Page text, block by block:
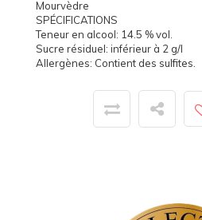
Mourvèdre
SPÉCIFICATIONS
Teneur en alcool: 14.5 % vol.
Sucre résiduel: inférieur à 2 g/l
Allergènes: Contient des sulfites.